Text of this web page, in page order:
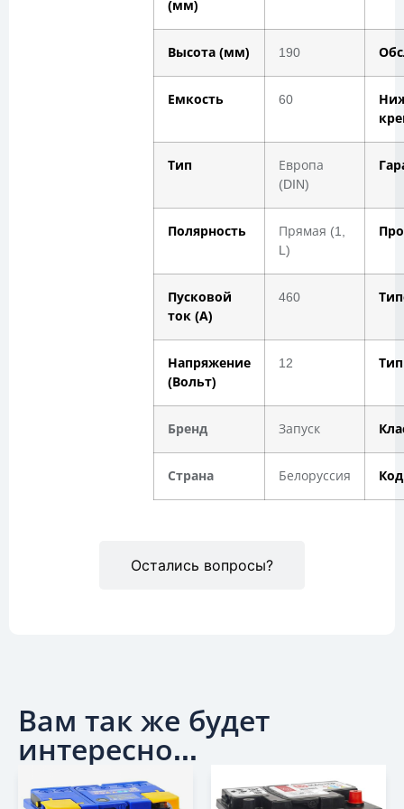
Остались вопросы?
(мм)
Высота (мм) 190
Емкость 60
Тип
Европа
(DIN)
Полярность
Прямая (1,
L)
Пусковой
ток (А)
460
Напряжение
(Вольт)
12
Бренд Запуск
Страна Белоруссия
Вам так же будет
интересно...